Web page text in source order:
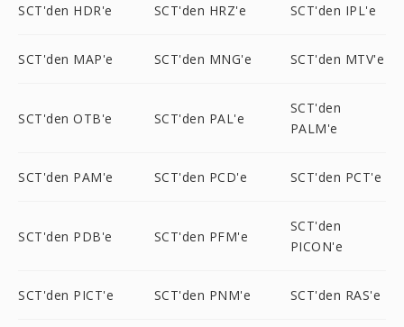
SCT'den HDR'e SCT'den HRZ'e SCT'den IPL'e
SCT'den MAP'e SCT'den MNG'e SCT'den MTV'e
SCT'den OTB'e SCT'den PAL'e
SCT'den
PALM'e
SCT'den PAM'e SCT'den PCD'e SCT'den PCT'e
SCT'den PDB'e SCT'den PFM'e
SCT'den
PICON'e
SCT'den PICT'e SCT'den PNM'e SCT'den RAS'e